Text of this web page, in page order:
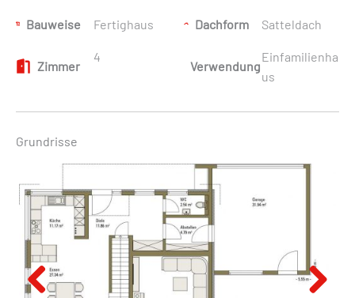
Bauweise Fertighaus Dachform Satteldach
Zimmer
4
Verwendung
Einfamilienha
us
Grundrisse